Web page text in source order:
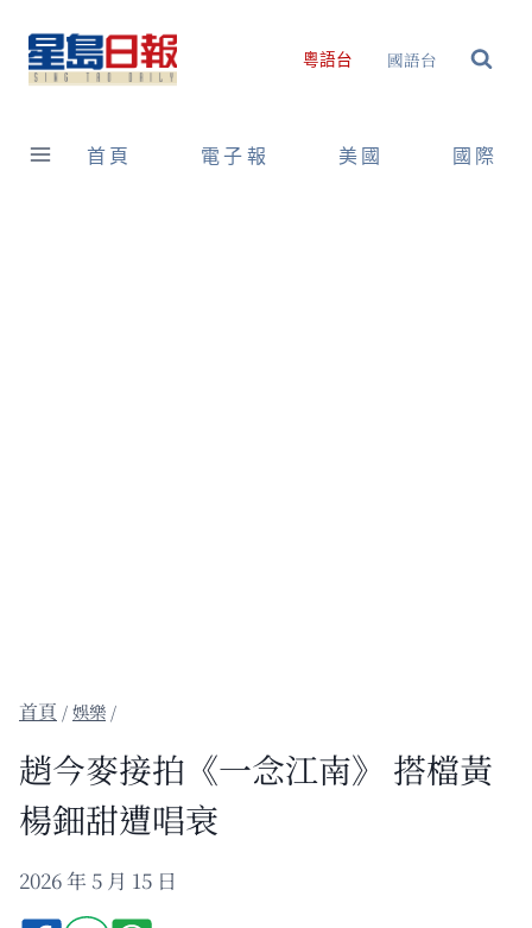
content
粵語台 國語台
首頁 電子報 美國 國際
/娛樂 /
趙今麥接拍《一念江南》 搭檔黃
楊鈿甜遭唱衰
2026 年 5 月 15 日